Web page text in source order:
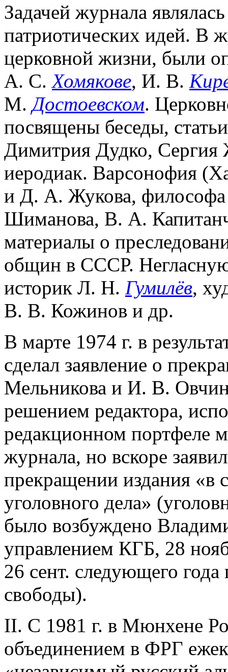
Задачей журнала
патриотических идей. В
церковной жизни, были
А. С.Хомякове, И. В.
М.Достоевском.
посвящены беседы,
Димитрия Дудко, Сергия
иеродиак. Варсонофия
и Д. А. Жукова,
Шиманова, В. А.
материалы о
общин в СССР.
историк Л. Н. Гумилёв,
В. В. Кожинов и др.
В марте 1974 г. в
сделал заявление о
Мельникова и И. В.
решением редактора,
редакционном портфеле
журнала, но вскоре
прекращении издания «в
уголовного дела»
было возбуждено
управлением КГБ, 28
26 сент. следующего
свободы).
II. С 1981 г. в Мюнхене
объединением в ФРГ